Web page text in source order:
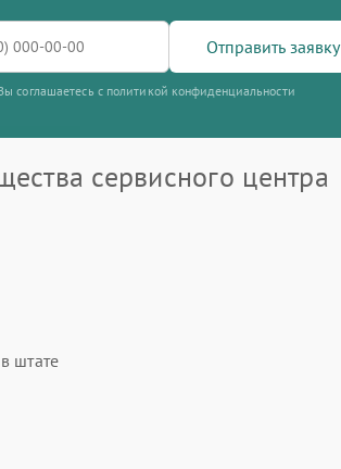
Отправить заявку
соглашаетесь с политикой конфиденциальности
сервисного центра
штате